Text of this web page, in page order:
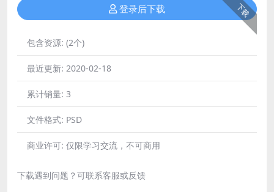
下载
登录后下载
包含资源: (2个)
最近更新: 2020-02-18
累计销量: 3
文件格式: PSD
商业许可: 仅限学习交流，不可商用
下载遇到问题？可联系客服或反馈